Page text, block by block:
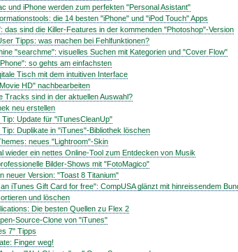
und iPhone werden zum perfekten "Personal Asistant"
die 14 besten "iPhone" und "iPod Touch" Apps
das sind die Killer-Features in der kommenden "Photoshop"-Version
Tipps: was machen bei Fehlfunktionen?
"searchme": visuelles Suchen mit Kategorien und "Cover Flow"
so gehts am einfachsten
Tisch mit dem intuitiven Interface
HD" nachbearbeiten
Tracks sind in der aktuellen Auswahl?
neu erstellen
Update für "iTunesCleanUp"
Duplikate in "iTunes"-Bibliothek löschen
neues "Lightroom"-Skin
wieder ein nettes Online-Tool zum Entdecken von Musik
Bilder-Shows mit "FotoMagico"
neuer Version: "Toast 8 Titanium"
iTunes Gift Card for free": CompUSA glänzt mit hinreissendem
und löschen
Die besten Quellen zu Flex 2
Source-Clone von "iTunes"
7" Tipps
Finger weg!